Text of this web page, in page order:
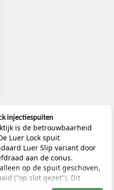
injectiespuiten
is de betrouwbaarheid
Luer Lock spuit
Luer Slip variant door
aan de conus.
op de spuit geschoven,
("op slot gezet"). Dit
zoals het